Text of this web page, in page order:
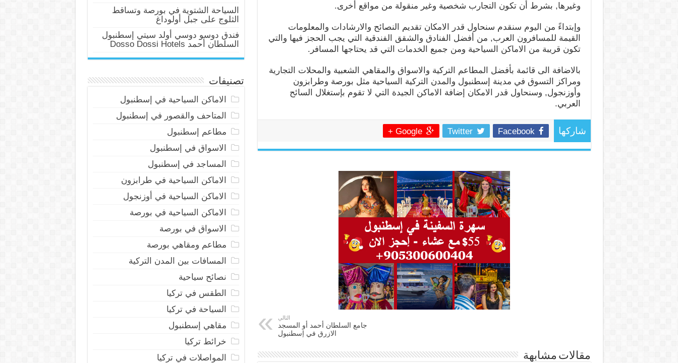
وغيرها, بشرط أن تكون التجارب شخصية وغير منقولة من مواقع أخرى.
وإبتداءً من اليوم سنقدم سنحاول قدر الامكان تقديم النصائح والارشادات والمعلومات
القيمة للمسافرون العرب, من أفضل الفنادق والشقق الفندقية التي يجب الحجز فيها والتي
تكون قريبة من الاماكن السياحية ومن جميع الخدمات التي قد يحتاجها المسافر.
بالاضافة الى قائمة بأفضل المطاعم التركية والاسواق والمقاهي الشعبية والمحلات التجارية
ومراكز التسوق في مدينة إسطنبول والمدن التركية السياحية مثل بورصة وطرابزون
وأوزنجول, وسنحاول قدر الامكان إضافة الاماكن الجيدة التي لا تقوم بإستغلال السائح
العربي.
شاركها Facebook
Twitter
Google +
التالي
جامع السلطان أحمد أو المسجد
الازرق في إسطنبول
مقالات مشابهة
السياحة الشتوية في بورصة وتساقط
الثلوج على جبل أولوداغ
فندق دوسو دوسي أولد سيتي إسطنبول
السلطان أحمد Dosso Dossi Hotels
تصنيفات
الاماكن السياحية في إسطنبول
المتاحف والقصور في إسطنبول
مطاعم إسطنبول
الاسواق في إسطنبول
المساجد في إسطنبول
الاماكن السياحية في طرابزون
الاماكن السياحية في أوزنجول
الاماكن السياحية في بورصة
الاسواق في بورصة
مطاعم ومقاهي بورصة
المسافات بين المدن التركية
نصائح سياحية
الطقس في تركيا
السياحة في تركيا
مقاهي إسطنبول
خرائط تركيا
المواصلات في تركيا